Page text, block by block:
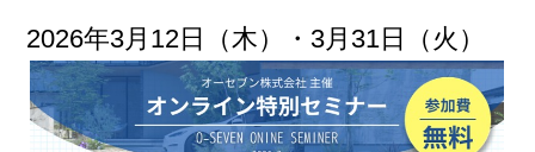
2026年3月12日（木）・3月31日（火）